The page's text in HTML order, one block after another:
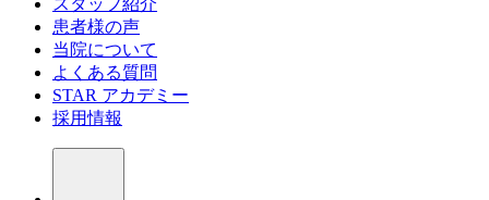
スタッフ紹介
患者様の声
当院について
よくある質問
STAR アカデミー
採用情報